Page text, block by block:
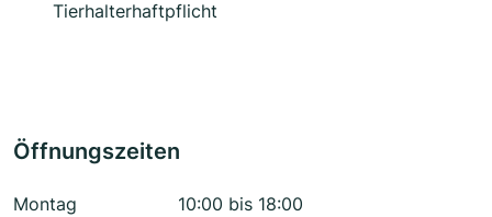
Tierhalterhaftpflicht
Öffnungszeiten
Montag
10:00 bis 18:00